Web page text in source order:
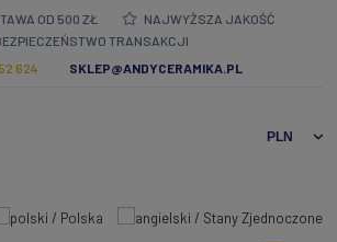
OD 500 ZŁ
NAJWYŻSZA JAKOŚĆ
TRANSAKCJI
624
SKLEP@ANDYCERAMIKA.PL